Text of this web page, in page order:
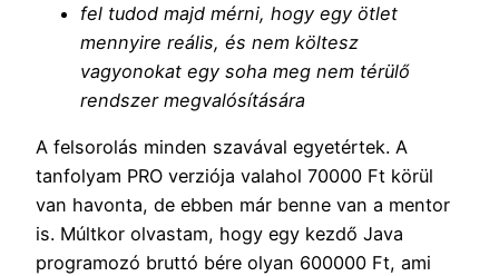
fel tudod majd mérni, hogy egy ötlet
mennyire reális, és nem költesz
vagyonokat egy soha meg nem térülő
rendszer megvalósítására
A felsorolás minden szavával egyetértek. A
tanfolyam PRO verziója valahol 70000 Ft körül
van havonta, de ebben már benne van a mentor
is. Múltkor olvastam, hogy egy kezdő Java
programozó bruttó bére olyan 600000 Ft, ami